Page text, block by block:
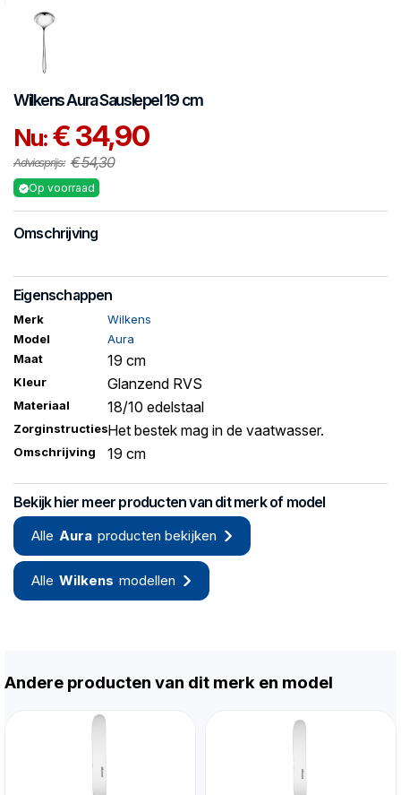
WilkensAuraSauslepel 19 cm
Nu:€ 34,90
Adviesprijs: € 54,30
Op voorraad
Omschrijving
Eigenschappen
Merk
Wilkens
Model
Aura
Maat
19 cm
Kleur Glanzend RVS
Materiaal 18/10 edelstaal
ZorginstructiesHet bestek mag in de vaatwasser.
Omschrijving 19 cm
Bekijk hier meer producten van dit merk of model
Alle Aura producten bekijken
Alle Wilkens modellen
Andere producten van dit merk en model